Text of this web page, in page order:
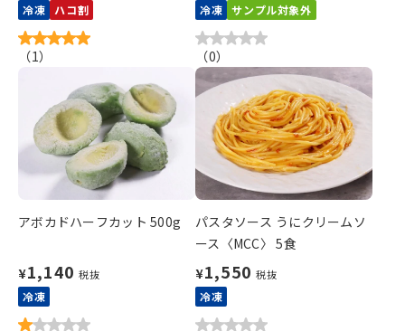
冷凍 ハコ割
（1）
冷凍 サンプル対象外
（0）
アボカドハーフカット 500g
¥1,140 税抜
冷凍
パスタソース うにクリームソ
ース〈MCC〉 5食
¥1,550 税抜
冷凍